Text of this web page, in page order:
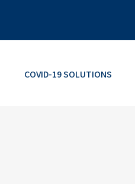
COVID-19 SOLUTIONS